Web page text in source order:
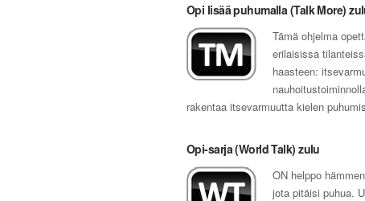
Opi lisää puhumalla (Talk More)
Tämä ohjelma
erilaisissa
haasteen:
rakentaa itsevarmuutta kielen
Opi-sarja (World Talk) zulu
ON helppo
jota pitäisi puhua.